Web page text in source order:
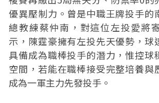
優異壓制力。曾是中職王牌投手的
總教練蔡仲南，對這位左投愛將
示，陳霆豪擁有左投先天優勢，球
具備成為職棒投手的潛力，惟控球
空間，若能在職棒接受完整培養與
成為一軍主力先發投手。